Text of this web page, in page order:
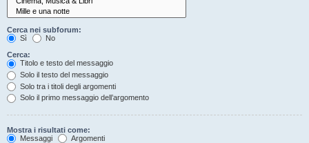
Cerca nei subforum:
Sì
No
Cerca:
Titolo e testo del messaggio
Solo il testo del messaggio
Solo tra i titoli degli argomenti
Solo il primo messaggio dell’argomento
Mostra i risultati come:
Messaggi
Argomenti